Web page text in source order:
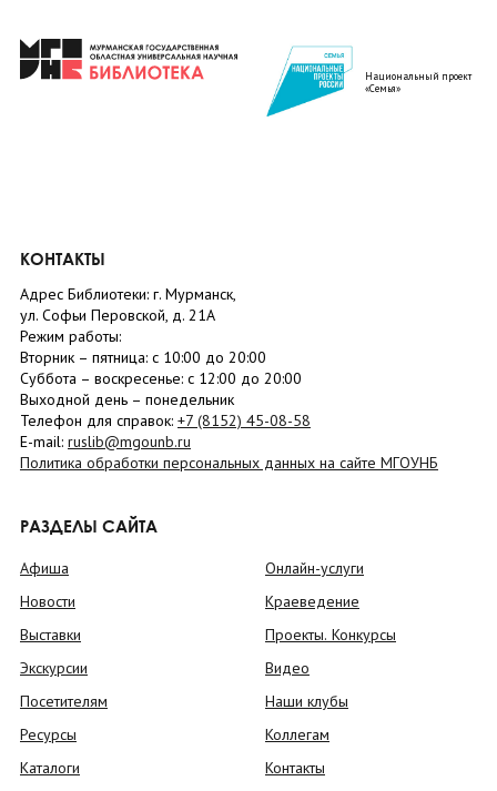
Национальный проект
«Семья»
КОНТАКТЫ
Адрес Библиотеки: г. Мурманск,
ул. Софьи Перовской, д. 21А
Режим работы:
Вторник – пятница: с 10:00 до 20:00
Суббота – воскресенье: c 12:00 до 20:00
Выходной день – понедельник
Телефон для справок: +7 (8152) 45-08-58
E-mail: ruslib@mgounb.ru
Политика обработки персональных данных на сайте МГОУНБ
РАЗДЕЛЫ САЙТА
Афиша
Новости
Выставки
Экскурсии
Посетителям
Ресурсы
Каталоги
Онлайн-услуги
Краеведение
Проекты. Конкурсы
Видео
Наши клубы
Коллегам
Контакты